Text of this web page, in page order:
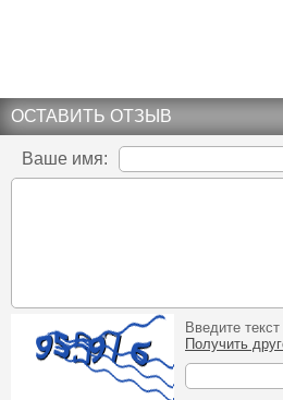
ОСТАВИТЬ ОТЗЫВ
Ваше имя:
Введите
Получить